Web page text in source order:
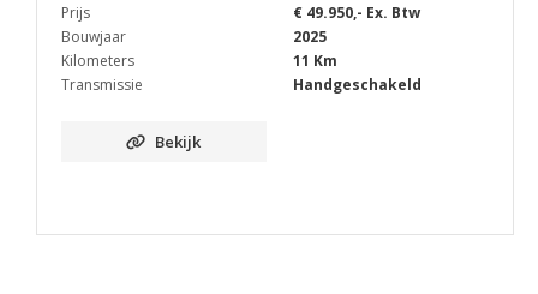
Prijs
€ 49.950,- Ex. Btw
Bouwjaar
2025
Kilometers
11 Km
Transmissie
Handgeschakeld
Bekijk